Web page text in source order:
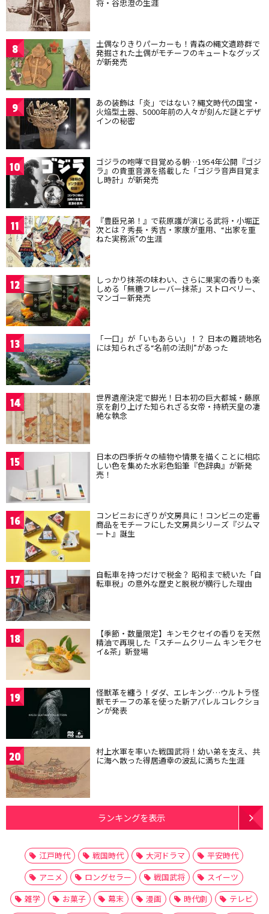
将・谷忠澄の生涯
8 土偶なりきりパーカーも！青森の縄文遺跡群で
発掘された土偶がモチーフのキュートなグッズ
が新発売
9 あの装飾は「炎」ではない？縄文時代の国宝・
火焔型土器、5000年前の人々が刻んだ謎とデザ
インの秘密
10 ゴジラの咆哮で目覚める朝…1954年公開『ゴジ
ラ』の貴重音源を搭載した「ゴジラ音声目覚ま
し時計」が新発売
11 『豊臣兄弟！』で萩原護が演じる武将・小堀正
次とは？秀長・秀吉・家康が重用、“出家を重
ねた実務派”の生涯
12 しっかり抹茶の味わい、さらに果実の香りも楽
しめる「無糖フレーバー抹茶」ストロベリー、
マンゴー新発売
13 「一口」が「いもあらい」！？ 日本の難読地名
には知られざる“名前の法則”があった
14 世界遺産決定で脚光！日本初の巨大都城・藤原
京を創り上げた知られざる女帝・持統天皇の凄
絶な執念
15 日本の四季折々の植物や情景を描くことに相応
しい色を集めた水彩色鉛筆『色辞典』が新発
売！
16 コンビニおにぎりが文房具に！コンビニの定番
商品をモチーフにした文房具シリーズ『ジムマ
ート』誕生
17 自転車を持つだけで税金？ 昭和まで続いた「自
転車税」の意外な歴史と脱税が横行した理由
18 【季節・数量限定】キンモクセイの香りを天然
精油で再現した「スチームクリーム キンモクセ
イ&茶」新登場
19 怪獣革を纏う！ダダ、エレキング…ウルトラ怪
獣モチーフの革を使った新アパレルコレクショ
ンが発表
20 村上水軍を率いた戦国武将！幼い弟を支え、共
に海へ散った得居通幸の波乱に満ちた生涯
ランキングを表示
江戸時代 戦国時代 大河ドラマ
平安時代
アニメ
ロングセラー 戦国武将
スイーツ
雑学
お菓子 幕末 漫画 時代劇
テレビ